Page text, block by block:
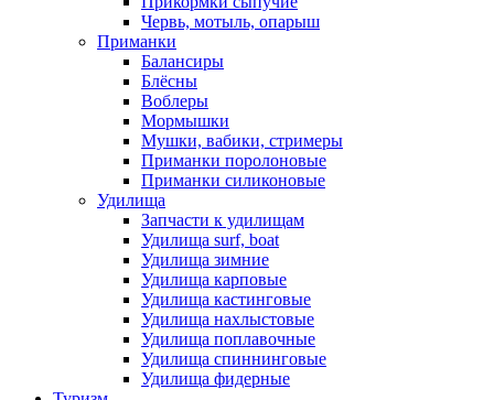
Червь, мотыль, опарыш
Приманки
Балансиры
Блёсны
Воблеры
Мормышки
Мушки, вабики, стримеры
Приманки поролоновые
Приманки силиконовые
Удилища
Запчасти к удилищам
Удилища surf, boat
Удилища зимние
Удилища карповые
Удилища кастинговые
Удилища нахлыстовые
Удилища поплавочные
Удилища спиннинговые
Удилища фидерные